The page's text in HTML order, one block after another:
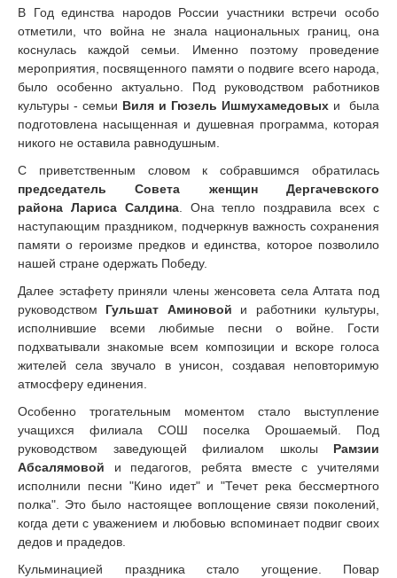
В Год единства народов России участники встречи особо
отметили, что война не знала национальных границ, она
коснулась каждой семьи. Именно поэтому проведение
мероприятия, посвященного памяти о подвиге всего народа,
было особенно актуально. Под руководством работников
культуры - семьи Виля и Гюзель Ишмухамедовых и была
подготовлена насыщенная и душевная программа, которая
никого не оставила равнодушным.
С приветственным словом к собравшимся обратилась
председатель Совета женщин Дергачевского
района Лариса Салдина. Она тепло поздравила всех с
наступающим праздником, подчеркнув важность сохранения
памяти о героизме предков и единства, которое позволило
нашей стране одержать Победу.
Далее эстафету приняли члены женсовета села Алтата под
руководством Гульшат Аминовой и работники культуры,
исполнившие всеми любимые песни о войне. Гости
подхватывали знакомые всем композиции и вскоре голоса
жителей села звучало в унисон, создавая неповторимую
атмосферу единения.
Особенно трогательным моментом стало выступление
учащихся филиала СОШ поселка Орошаемый. Под
руководством заведующей филиалом школы Рамзии
Абсалямовой и педагогов, ребята вместе с учителями
исполнили песни "Кино идет" и "Течет река бессмертного
полка". Это было настоящее воплощение связи поколений,
когда дети с уважением и любовью вспоминает подвиг своих
дедов и прадедов.
Кульминацией праздника стало угощение. Повар